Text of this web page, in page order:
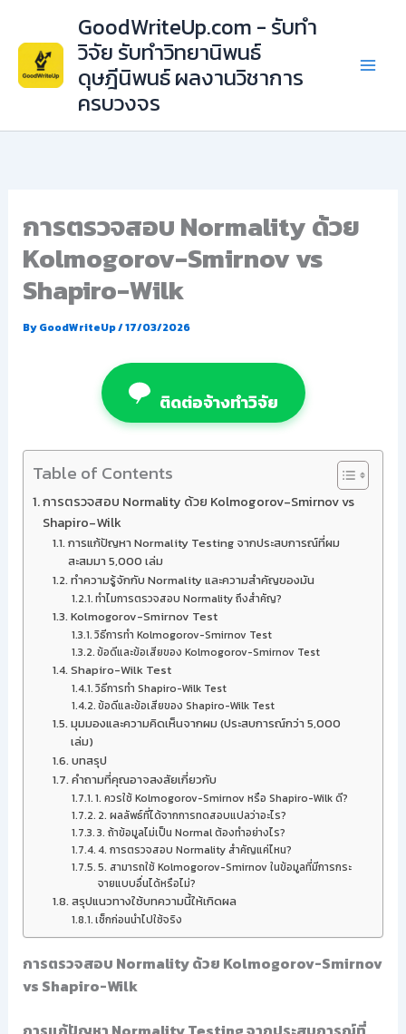
content
GoodWriteUp.com - รับทำ
วิจัย รับทำวิทยานิพนธ์
ดุษฎีนิพนธ์ ผลงานวิชาการ
ครบวงจร
การตรวจสอบ Normality ด้วย
Kolmogorov-Smirnov vs
Shapiro-Wilk
ByGoodWriteUp/17/03/2026
ติดต่อจ้างทำวิจัย
Table of Contents
การตรวจสอบ Normality ด้วย Kolmogorov-Smirnov vs
Shapiro-Wilk
การแก้ปัญหา Normality Testing จากประสบการณ์ที่ผม
สะสมมา 5,000 เล่ม
ทำความรู้จักกับ Normality และความสำคัญของมัน
ทำไมการตรวจสอบ Normality ถึงสำคัญ?
Kolmogorov-Smirnov Test
วิธีการทำ Kolmogorov-Smirnov Test
ข้อดีและข้อเสียของ Kolmogorov-Smirnov Test
Shapiro-Wilk Test
วิธีการทำ Shapiro-Wilk Test
ข้อดีและข้อเสียของ Shapiro-Wilk Test
มุมมองและความคิดเห็นจากผม (ประสบการณ์กว่า 5,000
เล่ม)
บทสรุป
คำถามที่คุณอาจสงสัยเกี่ยวกับ
1. ควรใช้ Kolmogorov-Smirnov หรือ Shapiro-Wilk ดี?
2. ผลลัพธ์ที่ได้จากการทดสอบแปลว่าอะไร?
3. ถ้าข้อมูลไม่เป็น Normal ต้องทำอย่างไร?
4. การตรวจสอบ Normality สำคัญแค่ไหน?
5. สามารถใช้ Kolmogorov-Smirnov ในข้อมูลที่มีการกระ
จายแบบอื่นได้หรือไม่?
สรุปแนวทางใช้บทความนี้ให้เกิดผล
เช็กก่อนนำไปใช้จริง
การตรวจสอบ Normality ด้วย Kolmogorov-Smirnov
vs Shapiro-Wilk